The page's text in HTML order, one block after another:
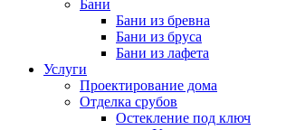
Бани
Бани из бревна
Бани из бруса
Бани из лафета
Услуги
Проектирование дома
Отделка срубов
Остекление под ключ